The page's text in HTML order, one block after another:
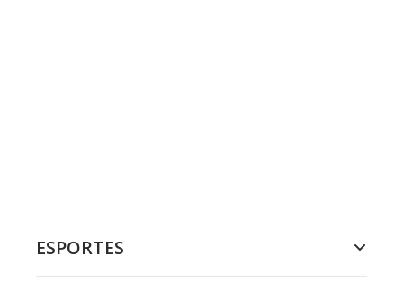
ESPORTES